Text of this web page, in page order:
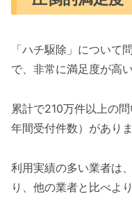
「ハチ駆除」について
で、非常に満足度が高い
累計で210万件以上の
年間受付件数）がありま
利用実績の多い業者は
り、他の業者と比べよ